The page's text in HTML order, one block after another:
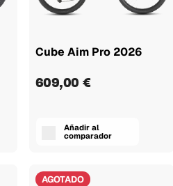
Cube Aim Pro 2026
609,00 €
Añadir al
comparador
AGOTADO